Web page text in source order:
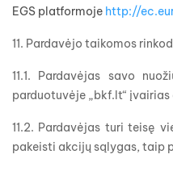
EGS platformoje http://
11. Pardavėjo taikomos
11.1. Pardavėjas savo
parduotuvėje „bkf.lt“ įvairias
11.2. Pardavėjas turi teisę
pakeisti akcijų sąlygas, taip